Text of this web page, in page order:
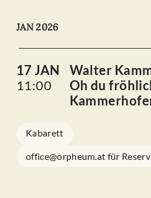
JAN 2026
17 JAN
11:00
Walter
Oh du
Kabarett
office@orpheum.at für